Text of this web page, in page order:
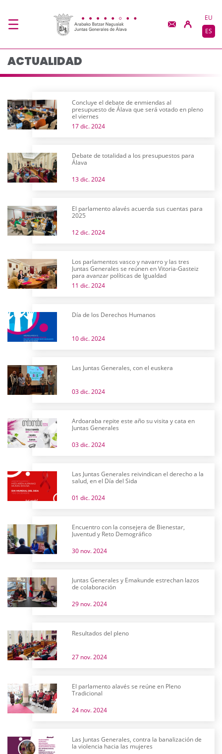
Actualidad - JJGG-
EU
ES
ACTUALIDAD
Concluye el debate de enmiendas al
presupuesto de Álava que será votado en pleno
el viernes
17 dic. 2024
Debate de totalidad a los presupuestos para
Álava
13 dic. 2024
El parlamento alavés acuerda sus cuentas para
2025
12 dic. 2024
Los parlamentos vasco y navarro y las tres
Juntas Generales se reúnen en Vitoria-Gasteiz
para avanzar políticas de Igualdad
11 dic. 2024
Día de los Derechos Humanos
10 dic. 2024
Las Juntas Generales, con el euskera
03 dic. 2024
Ardoaraba repite este año su visita y cata en
Juntas Generales
03 dic. 2024
Las Juntas Generales reivindican el derecho a la
salud, en el Día del Sida
01 dic. 2024
Encuentro con la consejera de Bienestar,
Juventud y Reto Demográfico
30 nov. 2024
Juntas Generales y Emakunde estrechan lazos
de colaboración
29 nov. 2024
Resultados del pleno
27 nov. 2024
El parlamento alavés se reúne en Pleno
Tradicional
24 nov. 2024
Las Juntas Generales, contra la banalización de
la violencia hacia las mujeres